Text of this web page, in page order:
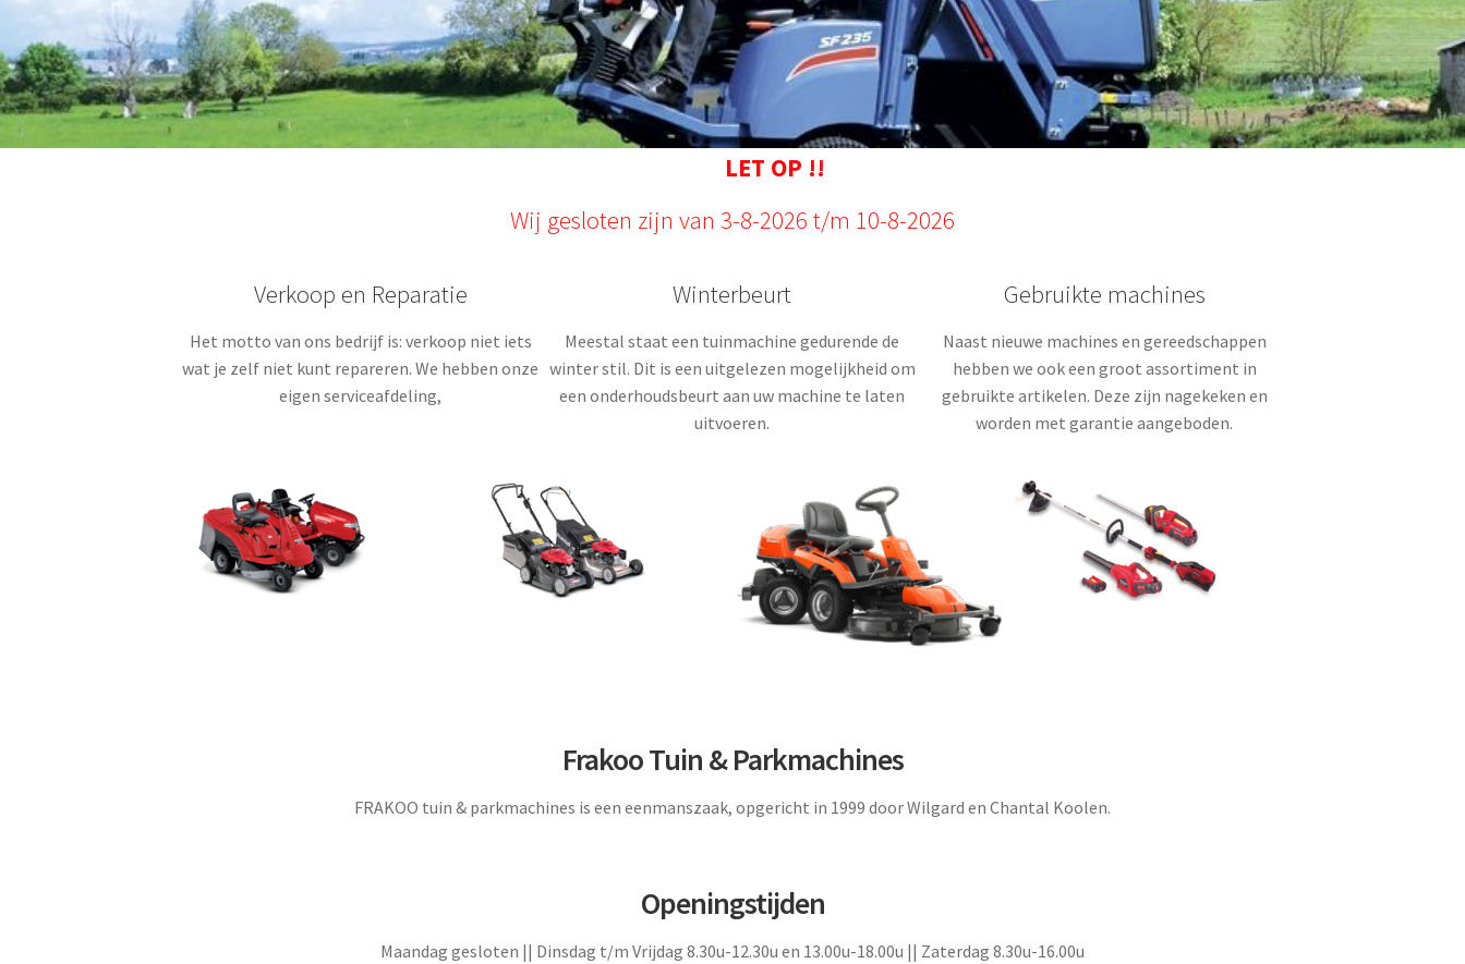
LET OP !!
Wij gesloten zijn van 3-8-2026 t/m 10-8-2026
Verkoop en Reparatie
Het motto van ons bedrijf is: verkoop niet iets
wat je zelf niet kunt repareren. We hebben onze
eigen serviceafdeling,
Winterbeurt
Meestal staat een tuinmachine gedurende de
winter stil. Dit is een uitgelezen mogelijkheid om
een onderhoudsbeurt aan uw machine te laten
uitvoeren.
Gebruikte machines
Naast nieuwe machines en gereedschappen
hebben we ook een groot assortiment in
gebruikte artikelen. Deze zijn nagekeken en
worden met garantie aangeboden.
Frakoo Tuin & Parkmachines
FRAKOO tuin & parkmachines is een eenmanszaak, opgericht in 1999 door Wilgard en Chantal Koolen.
Openingstijden
Maandag gesloten || Dinsdag t/m Vrijdag 8.30u-12.30u en 13.00u-18.00u || Zaterdag 8.30u-16.00u